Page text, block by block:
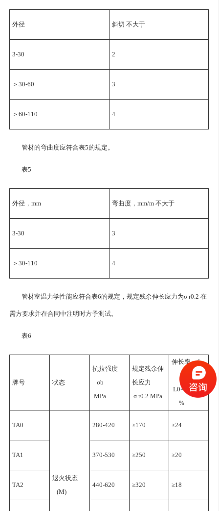
外径 斜切 不大于
3-30 2
＞30-60 3
＞60-110 4
管材的弯曲度应符合表5的规定。
表5
外径，mm 弯曲度，mm/m 不大于
3-30 3
＞30-110 4
管材室温力学性能应符合表6的规定，规定残余伸长应力为σ r0.2 在
需方要求并在合同中注明时方予测试。
表6
牌号 状态
抗拉强度
σb
MPa
规定残余伸
长应力
σ r0.2 MPa
伸长率，δ
L0=50mm
%
TA0
退火状态
(M)
280-420 ≥170 ≥24
TA1 370-530 ≥250 ≥20
TA2 440-620 ≥320 ≥18